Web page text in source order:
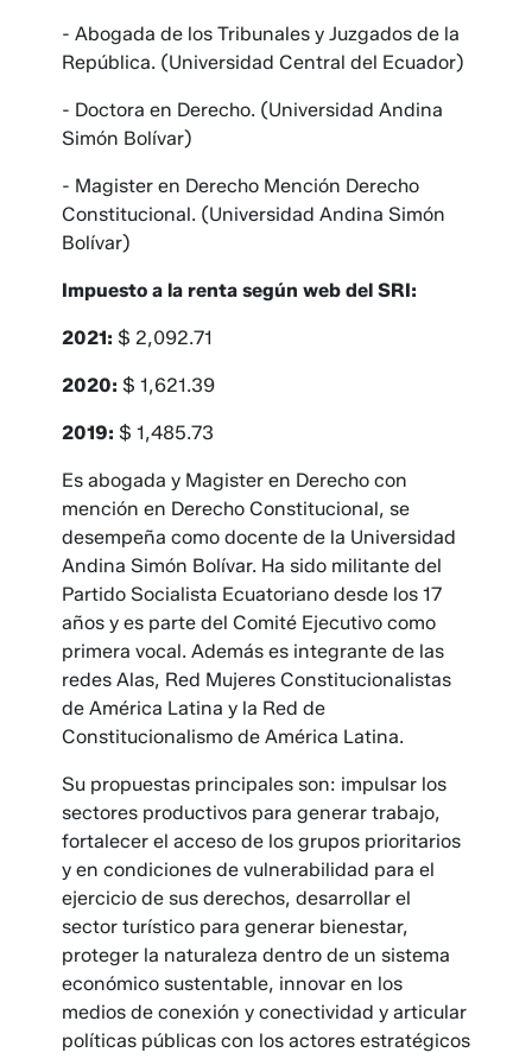
- Abogada de los Tribunales y Juzgados de la
República. (Universidad Central del Ecuador)
- Doctora en Derecho. (Universidad Andina
Simón Bolívar)
- Magister en Derecho Mención Derecho
Constitucional. (Universidad Andina Simón
Bolívar)
Impuesto a la renta según web del SRI:
2021: $ 2,092.71
2020: $ 1,621.39
2019: $ 1,485.73
Es abogada y Magister en Derecho con
mención en Derecho Constitucional, se
desempeña como docente de la Universidad
Andina Simón Bolívar. Ha sido militante del
Partido Socialista Ecuatoriano desde los 17
años y es parte del Comité Ejecutivo como
primera vocal. Además es integrante de las
redes Alas, Red Mujeres Constitucionalistas
de América Latina y la Red de
Constitucionalismo de América Latina.
Su propuestas principales son: impulsar los
sectores productivos para generar trabajo,
fortalecer el acceso de los grupos prioritarios
y en condiciones de vulnerabilidad para el
ejercicio de sus derechos, desarrollar el
sector turístico para generar bienestar,
proteger la naturaleza dentro de un sistema
económico sustentable, innovar en los
medios de conexión y conectividad y articular
políticas públicas con los actores estratégicos